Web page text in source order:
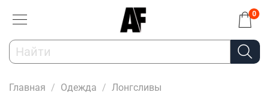
0
Главная Одежда Лонгсливы